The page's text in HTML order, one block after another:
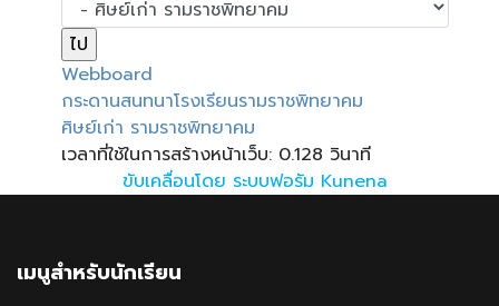
Webboard
กระดานสนทนาโรงเรียนรามราชพิทยาคม
ศิษย์เก่า รามราชพิทยาคม
เวลาที่ใช้ในการสร้างหน้าเว็บ: 0.128 วินาที
ขับเคลื่อนโดย ระบบฟอรัม Kunena
เมนูสำหรับนักเรียน